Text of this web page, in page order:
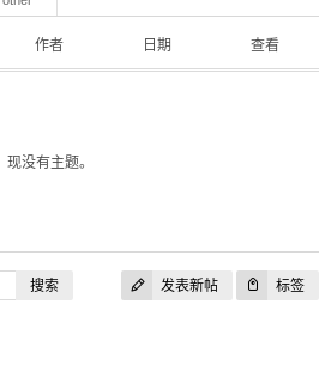
作者 日期 查看
现没有主题。
发表新帖 标签
搜索